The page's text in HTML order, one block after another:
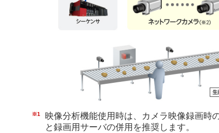
※1
映像分析機能使用時は、カメラ映像録画
と録画用サーバの併用を推奨します。